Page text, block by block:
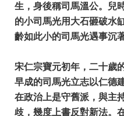
生，身後稱司馬溫公。兒
的小司馬光用大石砸破水
齡如此小的司馬光遇事沉
宋仁宗寶元初年，二十歲
早成的司馬光立志以仁德
在政治上是守舊派，與主
歧，幾度上書反對新法。